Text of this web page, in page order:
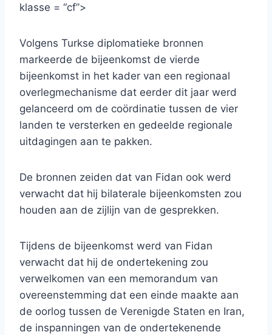
klasse = “cf”>
Volgens Turkse diplomatieke bronnen
markeerde de bijeenkomst de vierde
bijeenkomst in het kader van een regionaal
overlegmechanisme dat eerder dit jaar werd
gelanceerd om de coördinatie tussen de vier
landen te versterken en gedeelde regionale
uitdagingen aan te pakken.
De bronnen zeiden dat van Fidan ook werd
verwacht dat hij bilaterale bijeenkomsten zou
houden aan de zijlijn van de gesprekken.
Tijdens de bijeenkomst werd van Fidan
verwacht dat hij de ondertekening zou
verwelkomen van een memorandum van
overeenstemming dat een einde maakte aan
de oorlog tussen de Verenigde Staten en Iran,
de inspanningen van de ondertekenende